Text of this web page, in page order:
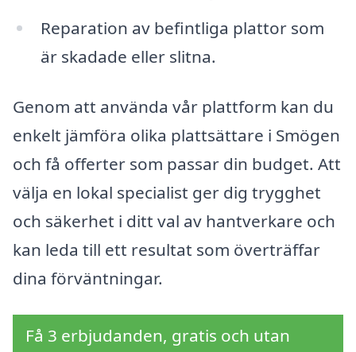
Reparation av befintliga plattor som
är skadade eller slitna.
Genom att använda vår plattform kan du
enkelt jämföra olika plattsättare i Smögen
och få offerter som passar din budget. Att
välja en lokal specialist ger dig trygghet
och säkerhet i ditt val av hantverkare och
kan leda till ett resultat som överträffar
dina förväntningar.
Få 3 erbjudanden, gratis och utan